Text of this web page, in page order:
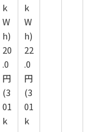
k
W
h)
20
.0
円
(3
01
k
k
W
h)
22
.0
円
(3
01
k